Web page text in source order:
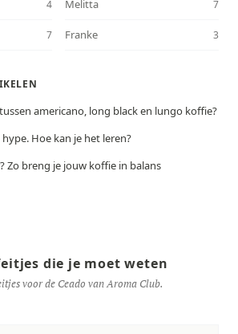
4 Melitta 7
7 Franke 3
americano, long black en lungo koffie?
Hoe kan je het leren?
Zo breng je jouw koffie in balans
die je moet weten
voor de Ceado van Aroma Club.